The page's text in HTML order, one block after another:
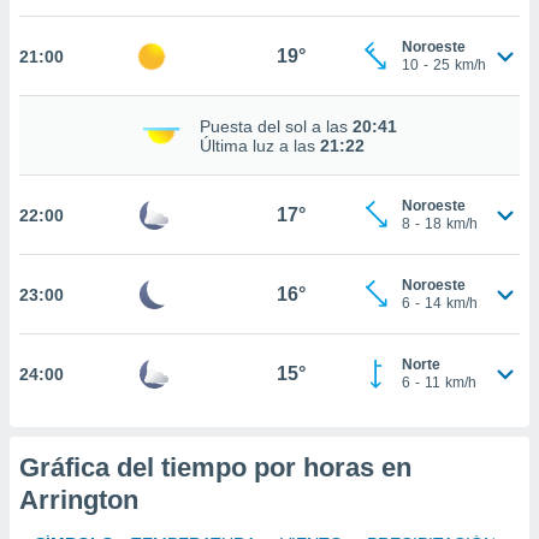
como
IP
posible
en
su
u
datos
21:00 19°
Noroeste
10 - 25 km/h
Puesta del sol a las 20:41
Última luz a las 21:22
22:00 17°
Noroeste
8 - 18 km/h
23:00 16°
Noroeste
6 - 14 km/h
24:00 15°
Norte
6 - 11 km/h
Gráfica del tiempo por horas en
Arrington